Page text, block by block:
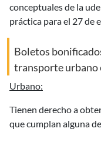
conceptuales de la
práctica para el 27 de
Boletos
transporte
urbano:
tienen derecho a obtener boletos bonificados los estudiantes
que cumplan alguna